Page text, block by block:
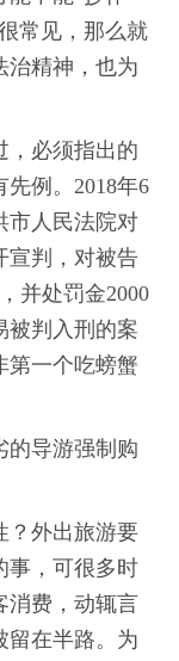
常见，那么就
治精神，也为
必须指出的
例。2018年6
市人民法院对
宣判，对被告
并处罚金2000
被判入刑的案
第一个吃螃蟹
导游强制购
外出旅游要
事，可很多时
消费，动辄言
留在半路。为